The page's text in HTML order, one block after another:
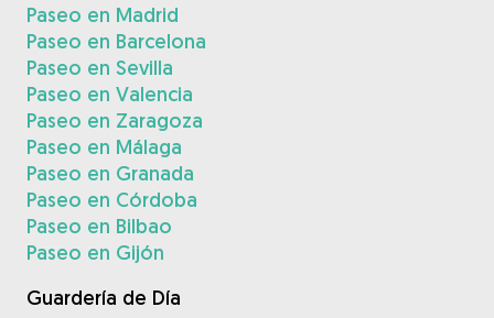
Paseo en Madrid
Paseo en Barcelona
Paseo en Sevilla
Paseo en Valencia
Paseo en Zaragoza
Paseo en Málaga
Paseo en Granada
Paseo en Córdoba
Paseo en Bilbao
Paseo en Gijón
Guardería de Día